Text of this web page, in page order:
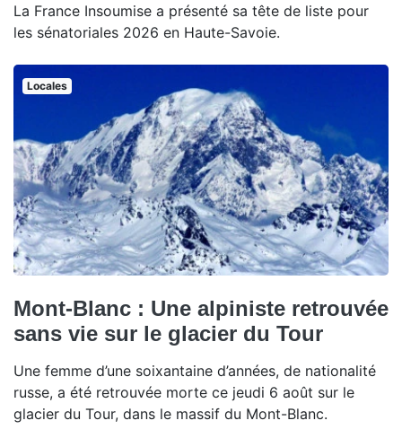
La France Insoumise a présenté sa tête de liste pour
les sénatoriales 2026 en Haute-Savoie.
Locales
Mont-Blanc : Une alpiniste retrouvée
sans vie sur le glacier du Tour
Une femme d’une soixantaine d’années, de nationalité
russe, a été retrouvée morte ce jeudi 6 août sur le
glacier du Tour, dans le massif du Mont-Blanc.